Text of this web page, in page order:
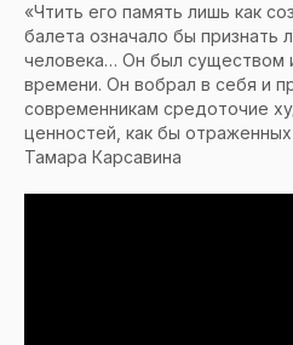
«Чтить его память лишь как
балета означало бы признать
человека… Он был существом
времени. Он вобрал в себя и
современникам средоточие
ценностей, как бы
Тамара Карсавина